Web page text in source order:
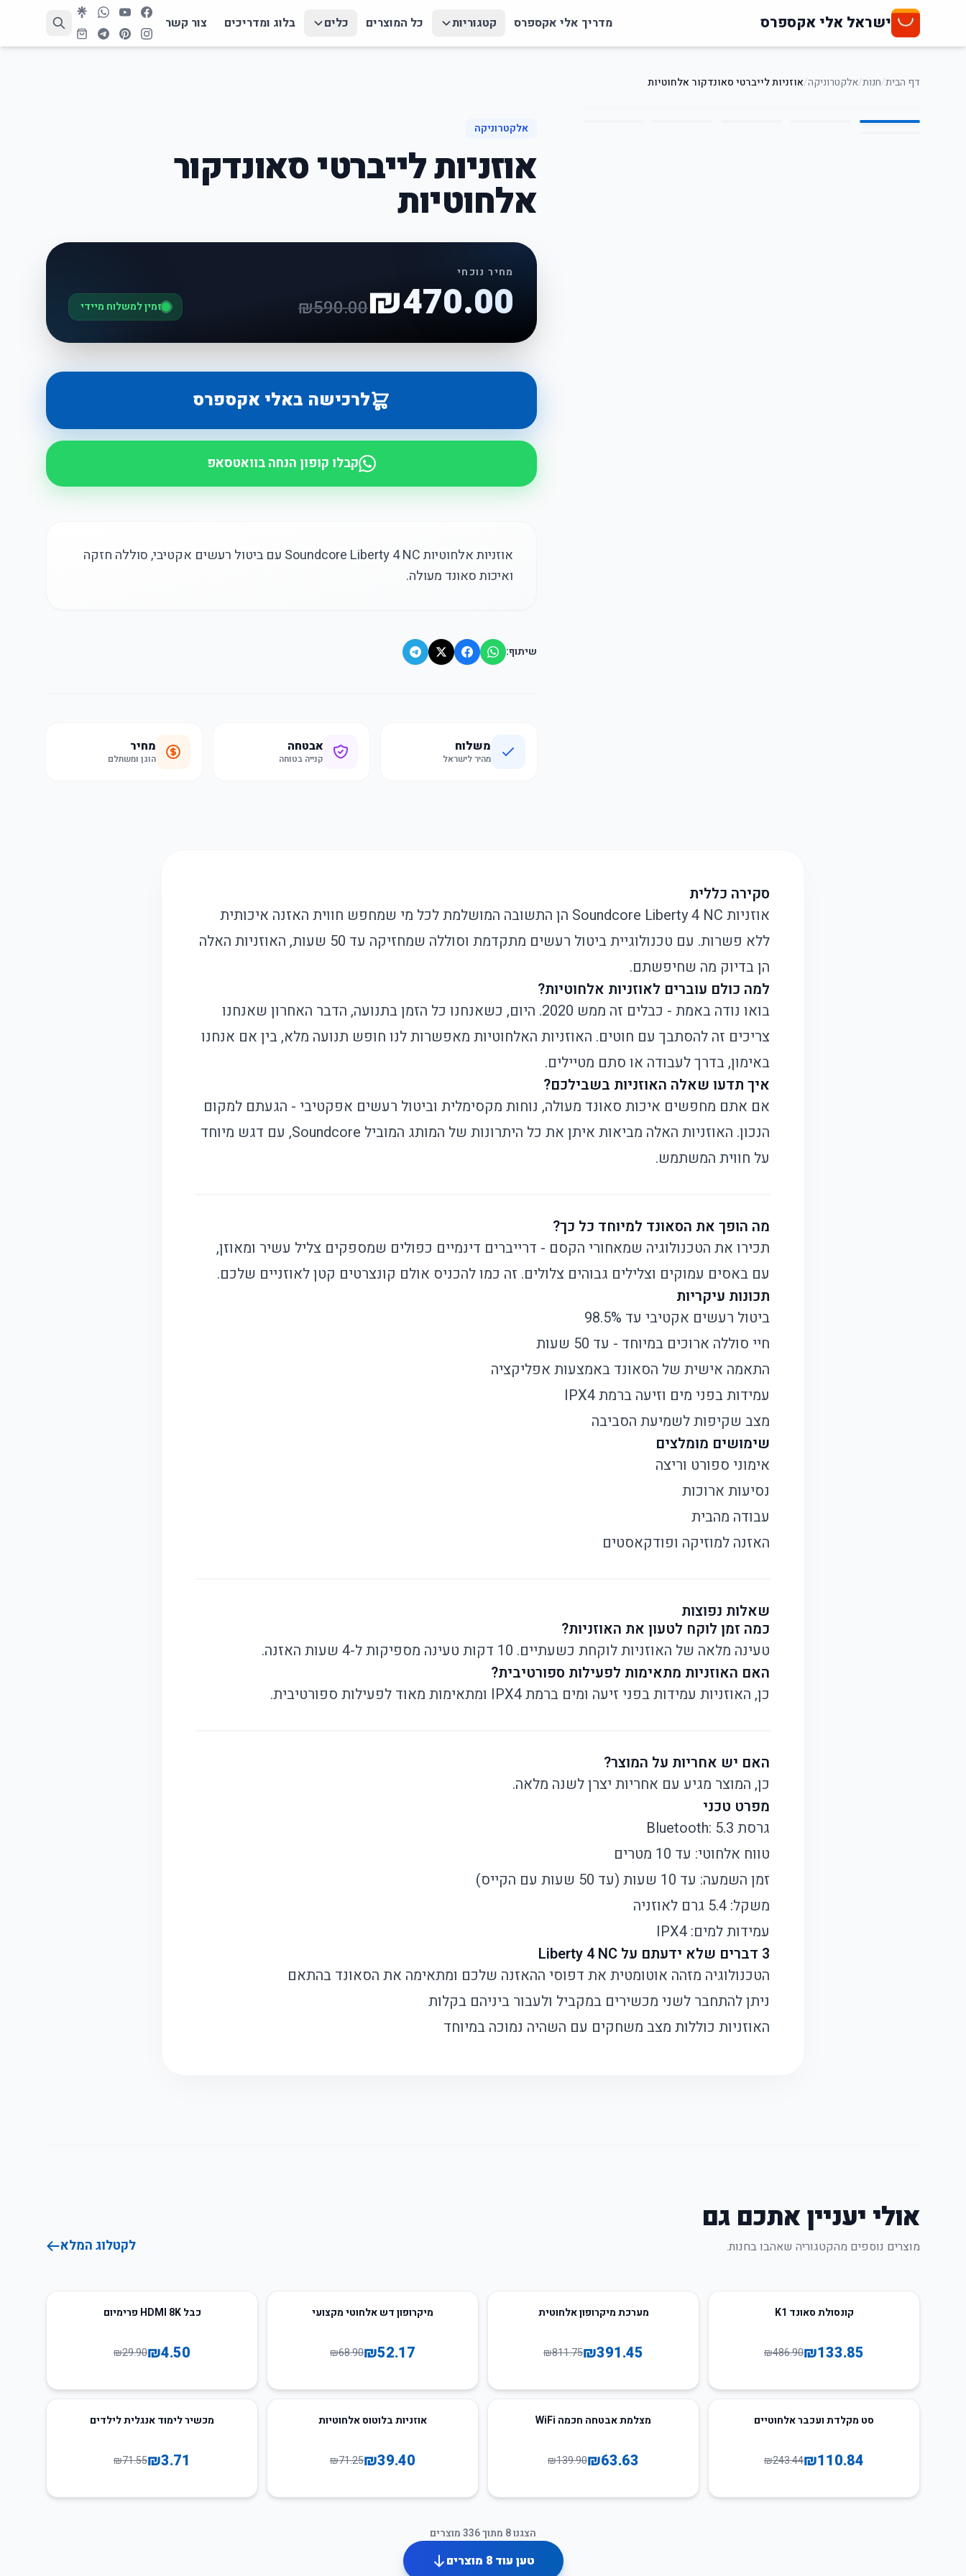
ישראל אלי אקספרס מדריך אלי אקספרס קטגוריות כל המוצרים כלים בלוג ומדריכים צור קשר
דף הבית/חנות/אלקטרוניקה/אוזניות לייברטי סאונדקור אלחוטיות
1
/
6
אלקטרוניקה
אוזניות לייברטי סאונדקור
אלחוטיות
מחיר נוכחי
₪470.00
₪590.00 זמין למשלוח מיידי
לרכישה באלי אקספרס
קבלו קופון הנחה בוואטסאפ
אוזניות אלחוטיות Soundcore Liberty 4 NC עם ביטול רעשים אקטיבי, סוללה חזקה
ואיכות סאונד מעולה.
שיתוף:
משלוח
מהיר לישראל
אבטחה
קנייה בטוחה
מחיר
הוגן ומשתלם
סקירה כללית
אוזניות Soundcore Liberty 4 NC הן התשובה המושלמת לכל מי שמחפש חווית האזנה איכותית
ללא פשרות. עם טכנולוגיית ביטול רעשים מתקדמת וסוללה שמחזיקה עד 50 שעות, האוזניות האלה
הן בדיוק מה שחיפשתם.
למה כולם עוברים לאוזניות אלחוטיות?
בואו נודה באמת - כבלים זה ממש 2020. היום, כשאנחנו כל הזמן בתנועה, הדבר האחרון שאנחנו
צריכים זה להסתבך עם חוטים. האוזניות האלחוטיות מאפשרות לנו חופש תנועה מלא, בין אם אנחנו
באימון, בדרך לעבודה או סתם מטיילים.
איך תדעו שאלה האוזניות בשבילכם?
אם אתם מחפשים איכות סאונד מעולה, נוחות מקסימלית וביטול רעשים אפקטיבי - הגעתם למקום
הנכון. האוזניות האלה מביאות איתן את כל היתרונות של המותג המוביל Soundcore, עם דגש מיוחד
על חווית המשתמש.
מה הופך את הסאונד למיוחד כל כך?
תכירו את הטכנולוגיה שמאחורי הקסם - דרייברים דינמיים כפולים שמספקים צליל עשיר ומאוזן,
עם באסים עמוקים וצלילים גבוהים צלולים. זה כמו להכניס אולם קונצרטים קטן לאוזניים שלכם.
תכונות עיקריות
ביטול רעשים אקטיבי עד 98.5%
חיי סוללה ארוכים במיוחד - עד 50 שעות
התאמה אישית של הסאונד באמצעות אפליקציה
עמידות בפני מים וזיעה ברמת IPX4
מצב שקיפות לשמיעת הסביבה
שימושים מומלצים
אימוני ספורט וריצה
נסיעות ארוכות
עבודה מהבית
האזנה למוזיקה ופודקאסטים
שאלות נפוצות
כמה זמן לוקח לטעון את האוזניות?
טעינה מלאה של האוזניות לוקחת כשעתיים. 10 דקות טעינה מספיקות ל-4 שעות האזנה.
האם האוזניות מתאימות לפעילות ספורטיבית?
כן, האוזניות עמידות בפני זיעה ומים ברמת IPX4 ומתאימות מאוד לפעילות ספורטיבית.
האם יש אחריות על המוצר?
כן, המוצר מגיע עם אחריות יצרן לשנה מלאה.
מפרט טכני
גרסת Bluetooth: 5.3
טווח אלחוטי: עד 10 מטרים
זמן השמעה: עד 10 שעות (עד 50 שעות עם הקייס)
משקל: 5.4 גרם לאוזניה
עמידות למים: IPX4
3 דברים שלא ידעתם על Liberty 4 NC
הטכנולוגיה מזהה אוטומטית את דפוסי ההאזנה שלכם ומתאימה את הסאונד בהתאם
ניתן להתחבר לשני מכשירים במקביל ולעבור ביניהם בקלות
האוזניות כוללות מצב משחקים עם השהיה נמוכה במיוחד
אולי יעניין אתכם גם
מוצרים נוספים מהקטגוריה שאהבו בחנות. לקטלוג המלא
קונסולת סאונד K1
₪133.85
₪486.90
מערכת מיקרופון אלחוטית
₪391.45
₪811.75
מיקרופון דש אלחוטי מקצועי
₪52.17
₪68.90
כבל HDMI 8K פרימיום
₪4.50
₪29.90
סט מקלדת ועכבר אלחוטיים
₪110.84
₪243.44
מצלמת אבטחה חכמה WiFi
₪63.63
₪139.90
אוזניות בלוטוס אלחוטיות
₪39.40
₪71.25
מכשיר לימוד אנגלית לילדים
₪3.71
₪71.55
הצגנו8 מתוך336מוצרים
טען עוד8 מוצרים